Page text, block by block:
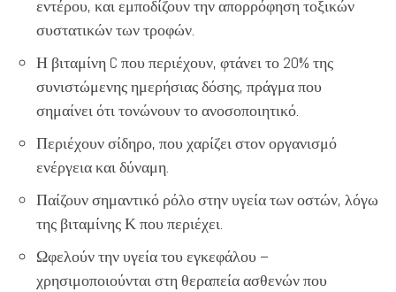
εντέρου, και εμποδίζουν την απορρόφηση τοξικών
συστατικών των τροφών.
Η βιταμίνη C που περιέχουν, φτάνει το 20% της
συνιστώμενης ημερήσιας δόσης, πράγμα που
σημαίνει ότι τονώνουν το ανοσοποιητικό.
Περιέχουν σίδηρο, που χαρίζει στον οργανισμό
ενέργεια και δύναμη.
Παίζουν σημαντικό ρόλο στην υγεία των οστών, λόγω
της βιταμίνης Κ που περιέχει.
Ωφελούν την υγεία του εγκεφάλου –
χρησιμοποιούνται στη θεραπεία ασθενών που